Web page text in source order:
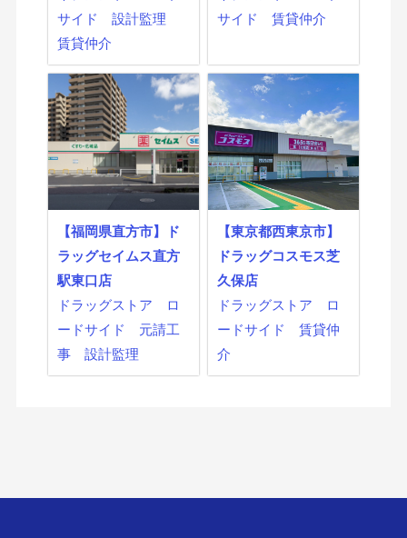
サイド
設計監理
賃貸仲介
サイド
賃貸仲介
【福岡県直方市】ド
ラッグセイムス直方
駅東口店
ドラッグストア
ロ
ードサイド
元請工
事
設計監理
【東京都西東京市】
ドラッグコスモス芝
久保店
ドラッグストア
ロ
ードサイド
賃貸仲
介